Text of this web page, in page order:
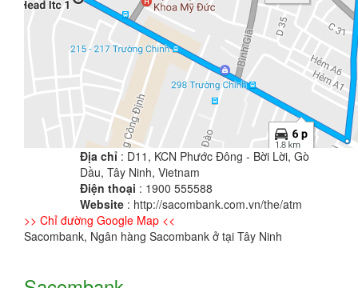
Địa chỉ : D11, KCN Phước Đông - Bời Lời, Gò
Dầu, Tây Ninh, Vietnam
Điện thoại : 1900 555588
Website : http://sacombank.com.vn/the/atm
>> Chỉ đường Google Map <<
Sacombank, Ngân hàng Sacombank ở tại Tây Ninh